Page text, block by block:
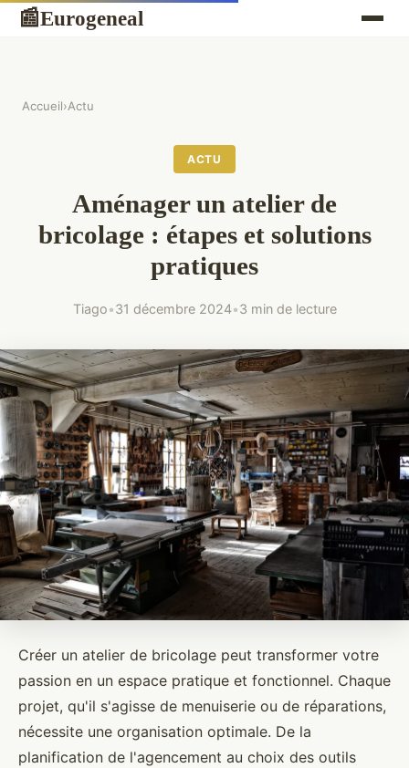
📰Eurogeneal
Accueil›Actu
ACTU
Aménager un atelier de
bricolage : étapes et solutions
pratiques
Tiago•31 décembre 2024•3 min de lecture
Créer un atelier de bricolage peut transformer votre
passion en un espace pratique et fonctionnel. Chaque
projet, qu'il s'agisse de menuiserie ou de réparations,
nécessite une organisation optimale. De la
planification de l'agencement au choix des outils